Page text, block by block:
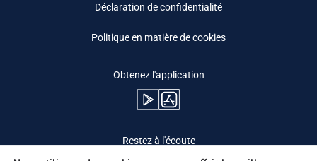
Déclaration de confidentialité
Politique en matière de cookies
Obtenez l'application
Restez à l'écoute